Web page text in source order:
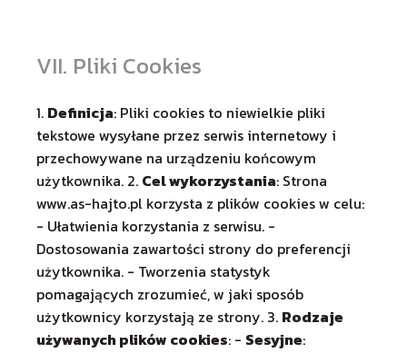
VII. Pliki Cookies
1. Definicja: Pliki cookies to niewielkie pliki
tekstowe wysyłane przez serwis internetowy i
przechowywane na urządzeniu końcowym
użytkownika. 2. Cel wykorzystania: Strona
www.as-hajto.pl korzysta z plików cookies w celu:
- Ułatwienia korzystania z serwisu. -
Dostosowania zawartości strony do preferencji
użytkownika. - Tworzenia statystyk
pomagających zrozumieć, w jaki sposób
użytkownicy korzystają ze strony. 3. Rodzaje
używanych plików cookies: - Sesyjne: